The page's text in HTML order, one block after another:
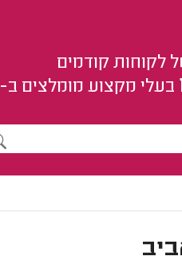
לקוחות קודמים
בעלי מקצוע מומלצים ב-